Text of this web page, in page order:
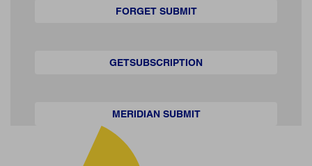
FORGET SUBMIT
GETSUBSCRIPTION
MERIDIAN SUBMIT